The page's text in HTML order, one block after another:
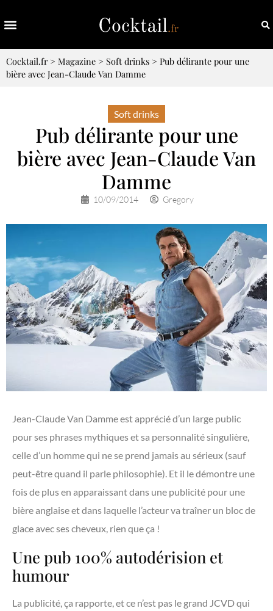
Cocktail.fr> Magazine > Soft drinks > Pub délirante pour une
bière avec Jean-Claude Van Damme
Soft drinks
Pub délirante pour une
bière avec Jean-Claude Van
Damme
10/09/2014 Gregory
Jean-Claude Van Damme est apprécié d’un large public
pour ses phrases mythiques et sa personnalité singulière,
celle d’un homme qui ne se prend jamais au sérieux (sauf
peut-être quand il parle philosophie). Et il le démontre une
fois de plus en apparaissant dans une publicité pour une
bière anglaise et dans laquelle l’acteur va traîner un bloc de
glace avec ses cheveux, rien que ça !
Une pub 100% autodérision et
humour
La publicité, ça rapporte, et ce n’est pas le grand JCVD qui